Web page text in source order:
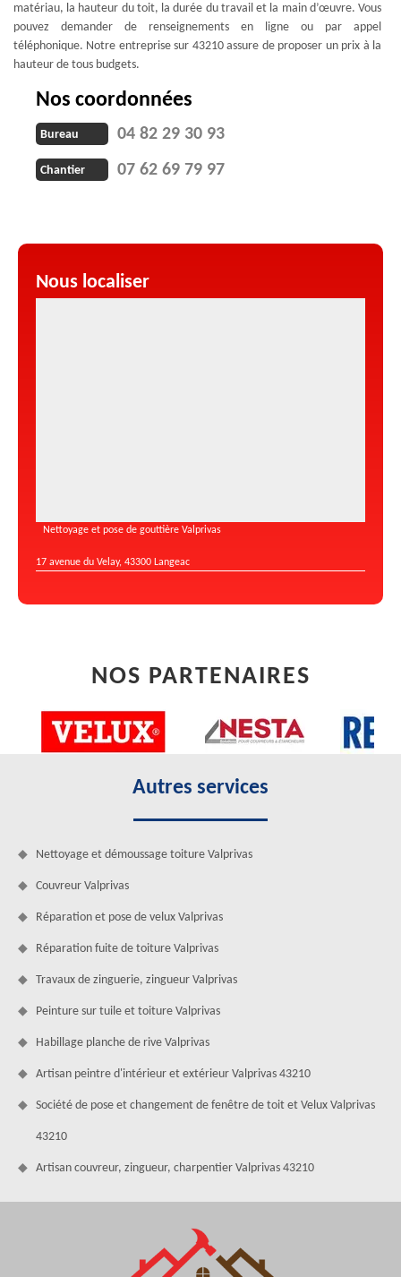
matériau, la hauteur du toit, la durée du travail et la main d’œuvre. Vous
pouvez demander de renseignements en ligne ou par appel
téléphonique. Notre entreprise sur 43210 assure de proposer un prix à la
hauteur de tous budgets.
Nos coordonnées
Bureau 04 82 29 30 93
Chantier 07 62 69 79 97
Nous localiser
Nettoyage et pose de gouttière Valprivas
17 avenue du Velay, 43300 Langeac
NOS PARTENAIRES
Autres services
Nettoyage et démoussage toiture Valprivas
Couvreur Valprivas
Réparation et pose de velux Valprivas
Réparation fuite de toiture Valprivas
Travaux de zinguerie, zingueur Valprivas
Peinture sur tuile et toiture Valprivas
Habillage planche de rive Valprivas
Artisan peintre d'intérieur et extérieur Valprivas 43210
Société de pose et changement de fenêtre de toit et Velux Valprivas
43210
Artisan couvreur, zingueur, charpentier Valprivas 43210